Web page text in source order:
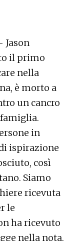
Jason
il primo
nella
è morto a
un cancro
in
ispirazione
così
Siamo
ricevuta
le
ha ricevuto
nella nota.